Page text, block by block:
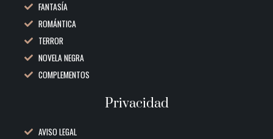
FANTASÍA
ROMÁNTICA
TERROR
NOVELA NEGRA
COMPLEMENTOS
Privacidad
AVISO LEGAL